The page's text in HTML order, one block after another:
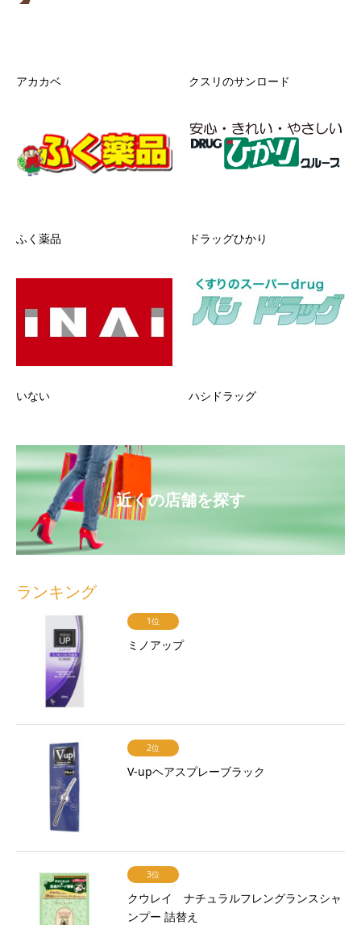
アカカベ クスリのサンロード
ふく薬品 ドラッグひかり
いない ハシドラッグ
近くの店舗を探す
ランキング
1位
ミノアップ
2位
V-upヘアスプレーブラック
3位
クウレイ ナチュラルフレングランスシャ
ンプー 詰替え